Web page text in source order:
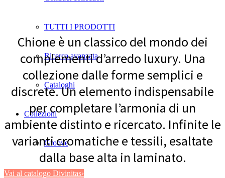
TUTTI I PRODOTTI
Ricerca avanzata
Cataloghi
Collezioni
Groove
Tracks
Chione è un classico del mondo dei
complementi d’arredo luxury. Una
collezione dalle forme semplici e
discrete. Un elemento indispensabile
per completare l’armonia di un
ambiente distinto e ricercato. Infinite le
varianti cromatiche e tessili, esaltate
dalla base alta in laminato.
Vai al catalogo Divinitas›